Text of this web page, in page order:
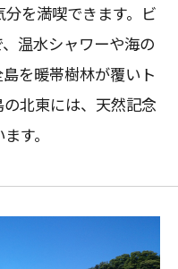
を満喫できます。ビ
温水シャワーや海の
を暖帯樹林が覆いト
北東には、天然記念
す。